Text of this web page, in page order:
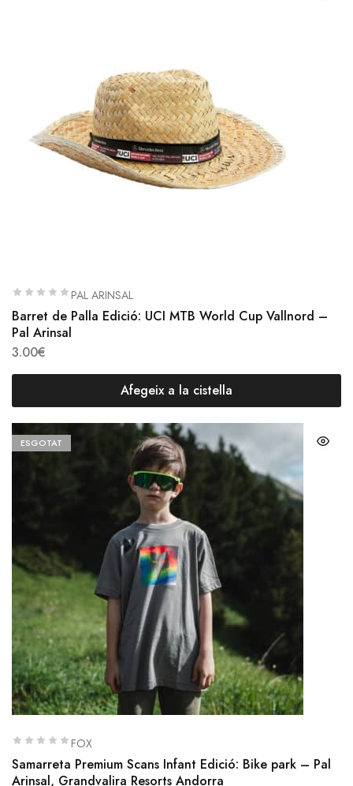
PAL ARINSAL
Barret de Palla Edició: UCI MTB World Cup Vallnord –
Pal Arinsal
3.00€
Afegeix a la cistella
ESGOTAT
FOX
Samarreta Premium Scans Infant Edició: Bike park – Pal
Arinsal, Grandvalira Resorts Andorra